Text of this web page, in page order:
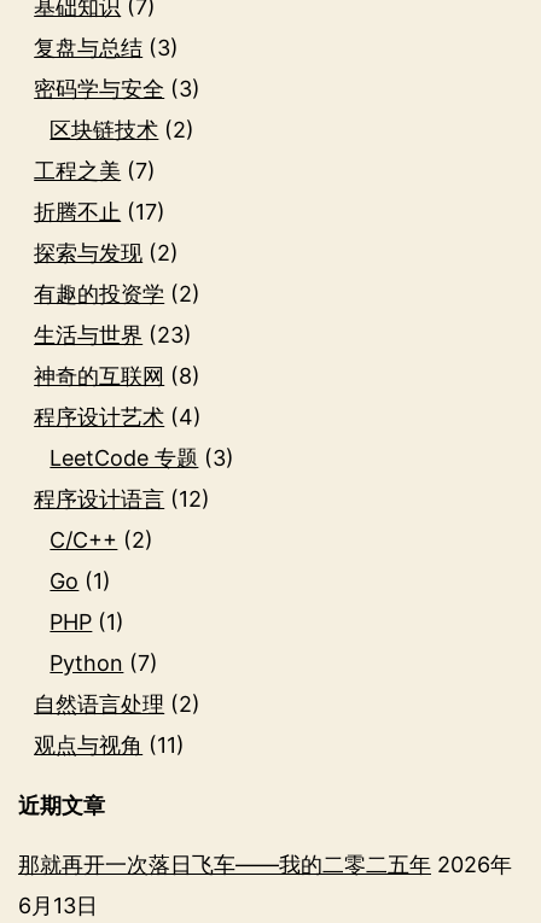
基础知识 (7)
复盘与总结 (3)
密码学与安全 (3)
区块链技术 (2)
工程之美 (7)
折腾不止 (17)
探索与发现 (2)
有趣的投资学 (2)
生活与世界 (23)
神奇的互联网 (8)
程序设计艺术 (4)
LeetCode 专题 (3)
程序设计语言 (12)
C/C++ (2)
Go (1)
PHP (1)
Python (7)
自然语言处理 (2)
观点与视角 (11)
近期文章
那就再开一次落日飞车——我的二零二五年 2026年
6月13日